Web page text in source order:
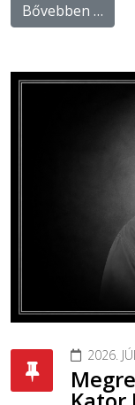
Bővebben …
2026.